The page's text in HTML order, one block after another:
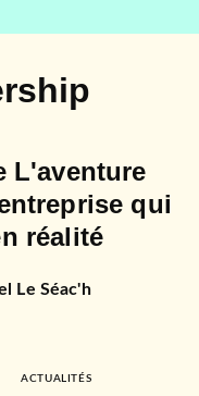
L'aventure
qui
réalité
Le Séac'h
ACTUALITÉS